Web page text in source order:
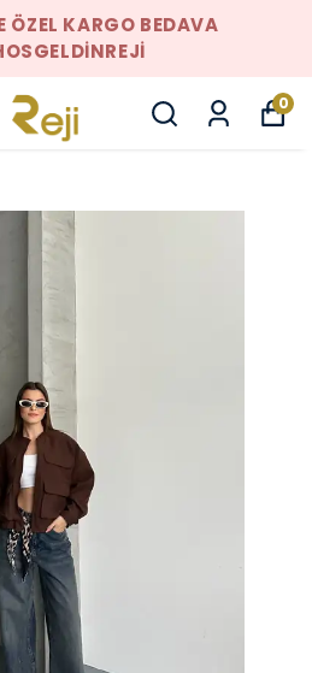
ÖZEL KARGO BEDAVA
0